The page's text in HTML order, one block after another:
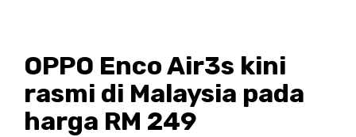
OPPO Enco Air3s kini
rasmi di Malaysia pada
harga RM 249